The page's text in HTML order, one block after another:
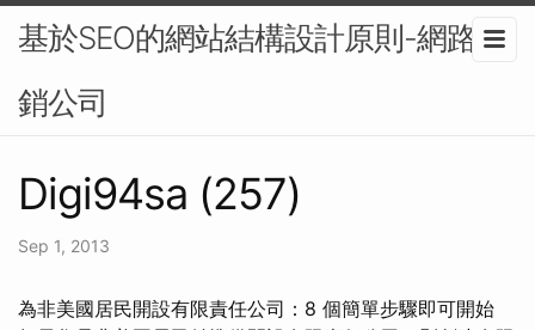
基於SEO的網站結構設計原則-網路行
銷公司
Digi94sa (257)
Sep 1, 2013
為非美國居民開設有限責任公司：8 個簡單步驟即可開始